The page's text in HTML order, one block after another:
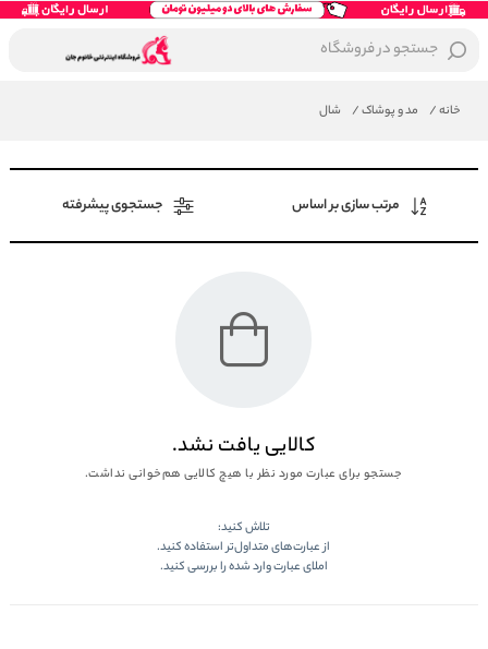
جستجو در فروشگاه
خانه/ مد و پوشاک/ شال
مرتب سازی بر اساس جستجوی پیشرفته
کالایی یافت نشد.
جستجو برای عبارت مورد نظر با هیچ کالایی هم‌خوانی نداشت.
تلاش کنید:
از عبارت‌های متداول‌تر استفاده کنید.
املای عبارت وارد شده را بررسی کنید.